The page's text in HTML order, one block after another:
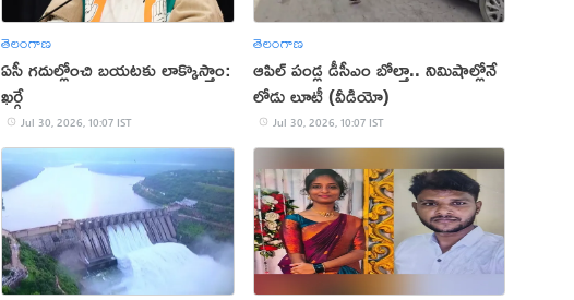
తెలంగాణ
ఏసీ గదుల్లోంచి బయటకు లాక్కొస్తాం:
ఖర్గే
Jul 30, 2026, 10:07 IST
తెలంగాణ
ఆపిల్‌ పండ్ల డీసీఎం బోల్తా.. నిమిషాల్లోనే
లోడు లూటీ (వీడియో)
Jul 30, 2026, 10:07 IST